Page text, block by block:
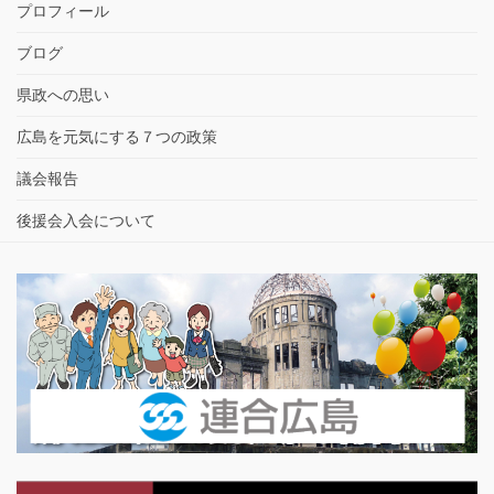
プロフィール
ブログ
県政への思い
広島を元気にする７つの政策
議会報告
後援会入会について